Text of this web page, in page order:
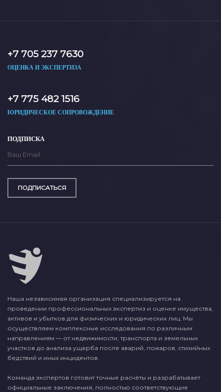
+7 705 237 7630
ОЦЕНКА И ЭКСПЕРТИЗА
+7 775 482 1516
ЮРИДИЧЕСКОЕ СОПРОВОЖДЕНИЕ
ПОДПИСКА
ПОДПИСАТЬСЯ
Наша независимая организация специализируется на
проведении профессиональных экспертиз и оценке имущества,
активов и убытков для физических и юридических лиц. Мы
осуществляем комплексные исследования по различным
направлениям — от недвижимости, транспорта и земельных
участков до анализа ущерба после аварий, пожаров, стихийных
бедствий и иных инцидентов.
Команда экспертов готовит точные расчёты и разрабатывает
официальные заключения, полностью соответствующие